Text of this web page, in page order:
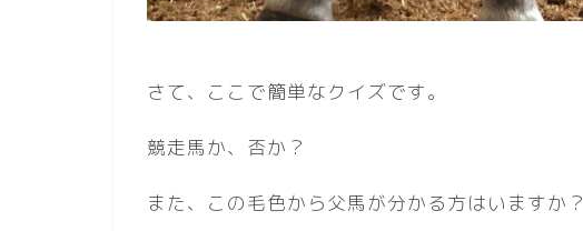
さて、ここで簡単なクイズです。
競走馬か、否か？
また、この毛色から父馬が分かる方はいますか？